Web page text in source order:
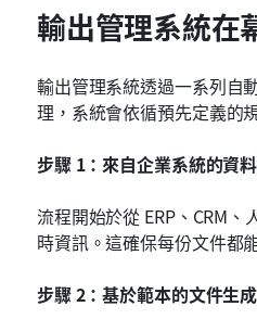
輸出管理系統在
輸出管理系統透過一系列自
理，系統會依循預先定義的
步驟 1：來自企業系統的資
流程開始於從 ERP、CRM
時資訊。這確保每份文件都
步驟 2：基於範本的文件生成